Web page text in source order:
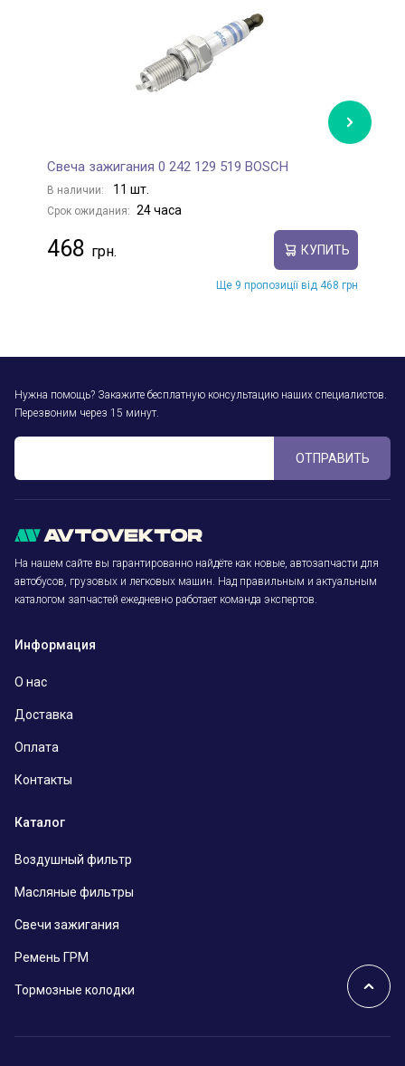
Свеча зажигания 0 242 129 519 BOSCH
В наличии: 11 шт.
Срок ожидания: 24 часа
468 КУПИТЬ
Ще 9 пропозиції від 468 грн
Нужна помощь? Закажите бесплатную консультацию наших специалистов.
Перезвоним через 15 минут.
ОТПРАВИТЬ
На нашем сайте вы гарантированно найдёте как новые, автозапчасти для
автобусов, грузовых и легковых машин. Над правильным и актуальным
каталогом запчастей ежедневно работает команда экспертов.
Информация
О нас
Доставка
Оплата
Контакты
Каталог
Воздушный фильтр
Масляные фильтры
Свечи зажигания
Ремень ГРМ
Тормозные колодки